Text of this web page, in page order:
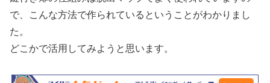
で、こんな方法で作られているということがわかりまし
た。
どこかで活用してみようと思います。